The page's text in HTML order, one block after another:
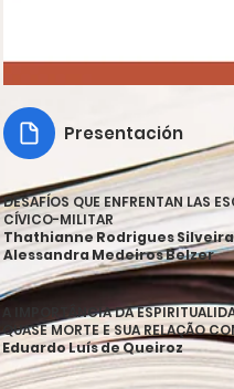
Presentación
DESAFÍOS QUE ENFRENTAN LAS
CÍVICO-MILITAR
Thathianne Rodrigues
Alessandra Medeiros Belzer
A IMPORTÂNCIA DA
QUASE MORTE E SUA RELAÇÃO
Eduardo Luís de Queiroz